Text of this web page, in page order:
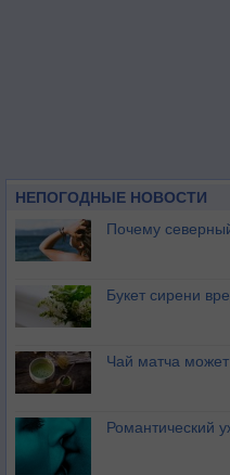
НЕПОГОДНЫЕ НОВОСТИ
Почему
Букет сирени
Чай матча
Романтический